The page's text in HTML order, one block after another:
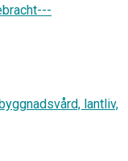
lantliv,